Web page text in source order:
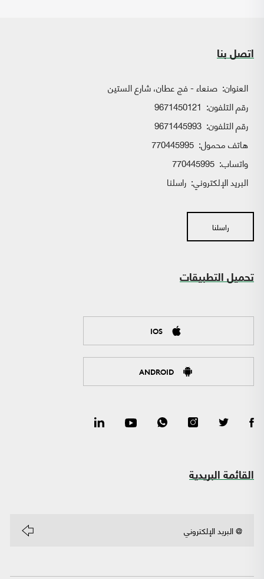
اتصل بنا
العنوان: صنعاء - فج عطان، شارع الستين
رقم التلفون: 9671450121
رقم التلفون: 9671445993
هاتف محمول: 770445995
واتساب:
البريد الإلكتروني: راسلنا
راسلنا
تحميل التطبيقات
IOS
ANDROID
القائمة البريدية